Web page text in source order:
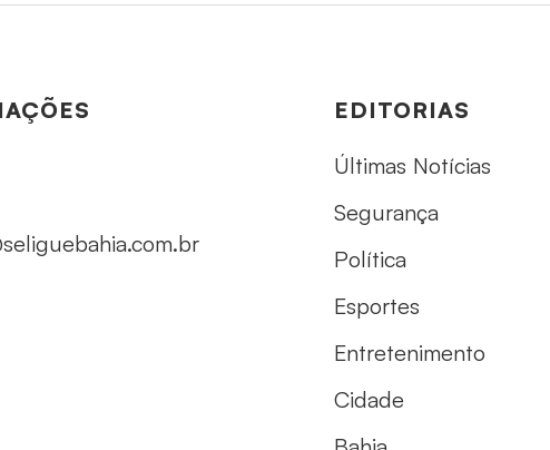
EDITORIAS
Últimas Notícias
Segurança
Política
Esportes
Entretenimento
Cidade